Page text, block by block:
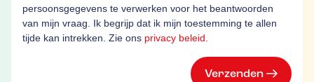
persoonsgegevens te verwerken voor het beantwoorden
van mijn vraag. Ik begrijp dat ik mijn toestemming te allen
tijde kan intrekken. Zie ons privacy beleid
Verzenden